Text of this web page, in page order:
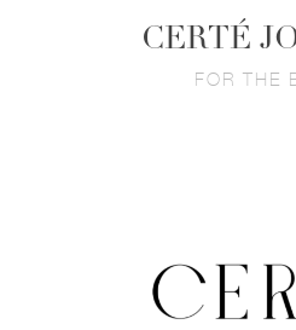
CERTÉ
FOR THE